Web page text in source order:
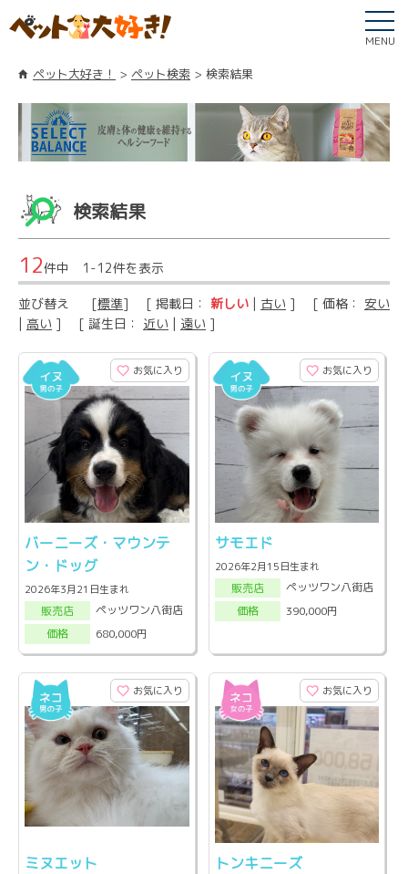
MENU
ペット大好き！ ペット検索 検索結果
検索結果
12件中 1-12件を表示
並び替え [標準] [ 掲載日： 新しい | 古い ] [ 価格： 安い
| 高い ] [ 誕生日： 近い | 遠い ]
お気に入り
バーニーズ・マウンテ
ン・ドッグ
2026年3月21日生まれ
販売店
ペッツワン八街店
価格
680,000円
お気に入り
サモエド
2026年2月15日生まれ
販売店
ペッツワン八街店
価格
390,000円
お気に入り
ミヌエット
お気に入り
トンキニーズ